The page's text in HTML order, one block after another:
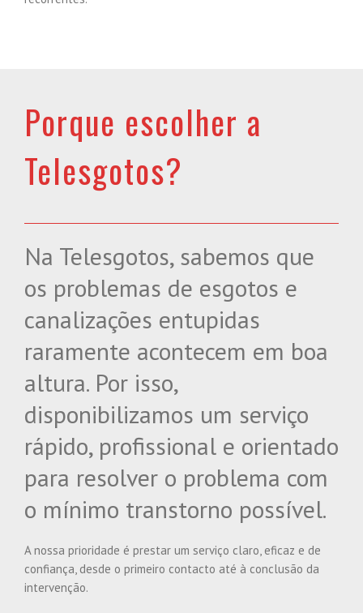
Porque escolher a
Telesgotos?
Na Telesgotos, sabemos que
os problemas de esgotos e
canalizações entupidas
raramente acontecem em boa
altura. Por isso,
disponibilizamos um serviço
rápido, profissional e orientado
para resolver o problema com
o mínimo transtorno possível.
A nossa prioridade é prestar um serviço claro, eficaz e de
confiança, desde o primeiro contacto até à conclusão da
intervenção.